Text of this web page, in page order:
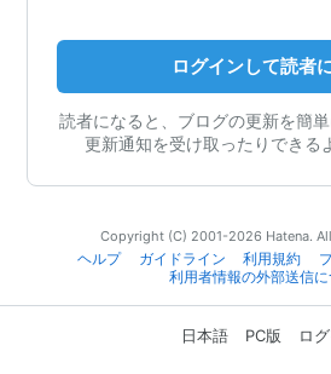
ログインして読者
読者になると、ブログの更新を簡単
更新通知を受け取ったりできる
Copyright (C) 2001-2026 Hatena.
ヘルプ
ガイドライン 利用規約
利用者情報の外部送信に
日本語 PC版 ロ